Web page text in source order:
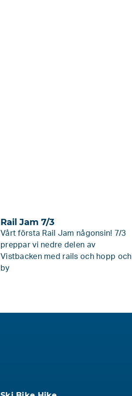
Rail Jam 7/3
Vårt första Rail Jam någonsin! 7/3
preppar vi nedre delen av
Vistbacken med rails och hopp och
by